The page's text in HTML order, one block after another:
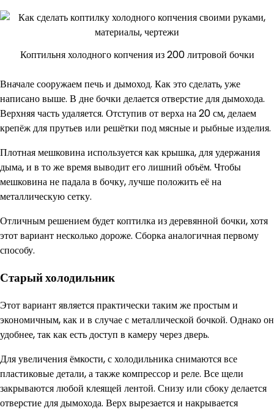
Коптильня холодного копчения из 200 литровой бочки
Вначале сооружаем печь и дымоход. Как это сделать, уже
написано выше. В дне бочки делается отверстие для дымохода.
Верхняя часть удаляется. Отступив от верха на 20 см, делаем
крепёж для прутьев или решётки под мясные и рыбные изделия.
Плотная мешковина используется как крышка, для удержания
дыма, и в то же время выводит его лишний объём. Чтобы
мешковина не падала в бочку, лучше положить её на
металлическую сетку.
Отличным решением будет коптилка из деревянной бочки, хотя
этот вариант несколько дороже. Сборка аналогичная первому
способу.
Старый холодильник
Этот вариант является практически таким же простым и
экономичным, как и в случае с металлической бочкой. Однако он
удобнее, так как есть доступ в камеру через дверь.
Для увеличения ёмкости, с холодильника снимаются все
пластиковые детали, а также компрессор и реле. Все щели
закрываются любой клеящей лентой. Снизу или сбоку делается
отверстие для дымохода. Верх вырезается и накрывается